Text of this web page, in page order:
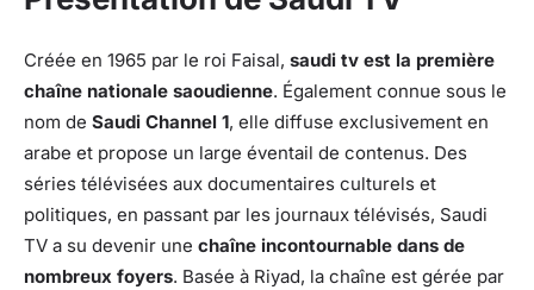
Créée en 1965 par le roi Faisal, saudi tv est la première
chaîne nationale saoudienne. Également connue sous le
nom de Saudi Channel 1, elle diffuse exclusivement en
arabe et propose un large éventail de contenus. Des
séries télévisées aux documentaires culturels et
politiques, en passant par les journaux télévisés, Saudi
TV a su devenir une chaîne incontournable dans de
nombreux foyers. Basée à Riyad, la chaîne est gérée par